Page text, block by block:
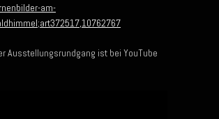
am-
Ausstellungsrundgang ist bei YouTube